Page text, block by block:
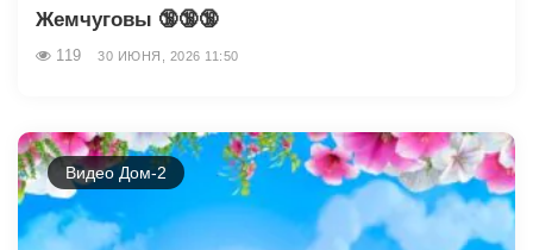
Жемчуговы 🔞🔞🔞
119 30 ИЮНЯ, 2026 11:50
Видео Дом-2